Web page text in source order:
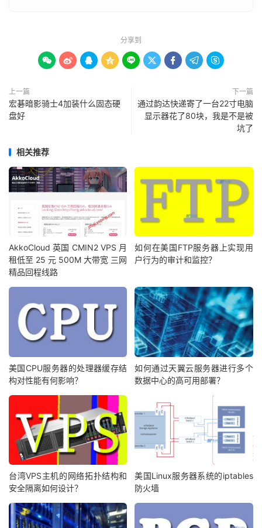
分享到
        
上一篇
宏碁暗影骑士4加装什么固态硬
盘好
下一篇
通过韵达快递寄了一台22寸电脑
显示器花了80块，我是不是被
坑了
相关推荐
AkkoCloud 英国 CMIN2 VPS 月
租低至 25 元 500M 大带宽 三网
精品回程线路
如何在美国FTP服务器上实现用
户行为的审计和监控？
美国CPU服务器的处理器缓存结
构对性能有何影响？
如何通过天翼云服务器进行多个
数据中心的高可用部署？
台湾VPS主机的网络拓扑结构和
安全隔离如何设计？
美国Linux服务器系统的iptables
防火墙